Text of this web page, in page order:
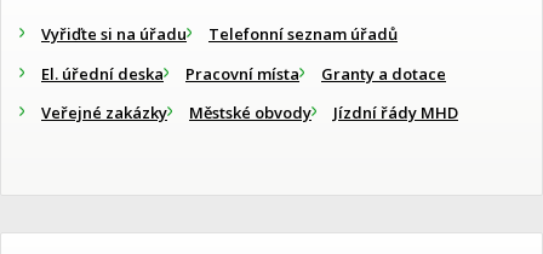
Vyřiďte si na úřadu
Telefonní seznam úřadů
El. úřední deska
Pracovní místa
Granty a dotace
Veřejné zakázky
Městské obvody Jízdní řády MHD